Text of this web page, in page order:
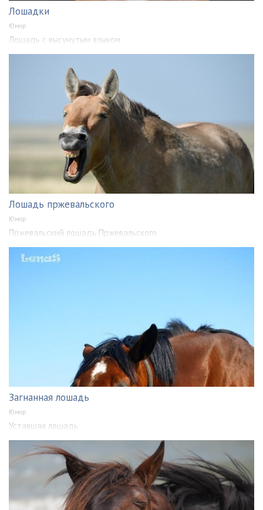
Лошадки
Юмор
Лошадь с высунутым языком
Лошадь пржевальского
Юмор
Пржевальский лошадь Пржевальского
Загнанная лошадь
Юмор
Уставшая лошадь